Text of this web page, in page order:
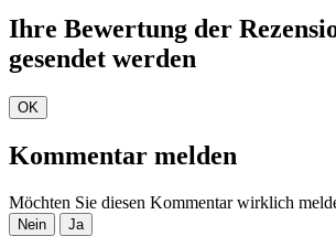
Ihre Bewertung der
gesendet werden
OK
Kommentar melden
Möchten Sie diesen Kommentar wirklich
Nein Ja